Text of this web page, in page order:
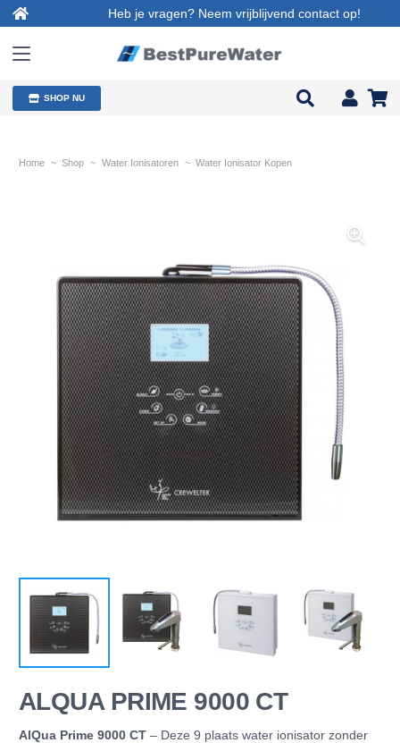
Heb je vragen? Neem vrijblijvend contact op!
SHOP NU
Home ~ Shop ~ Water Ionisatoren ~ Water Ionisator Kopen
ALQUA PRIME 9000 CT
AlQua Prime 9000 CT – Deze 9 plaats water ionisator zonder